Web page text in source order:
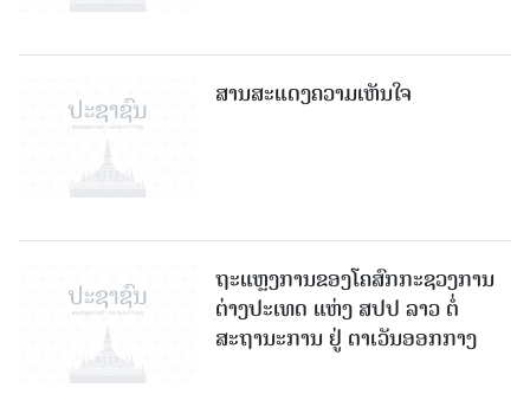
ສານສະແດງຄວາມເຫັນໃຈ
ຖະແຫຼງການຂອງໂຄສົກກະຊວງການ
ຕ່າງປະເທດ ແຫ່ງ ສປປ ລາວ ຕໍ່
ສະຖານະການ ຢູ່ ຕາເວັນອອກກາງ